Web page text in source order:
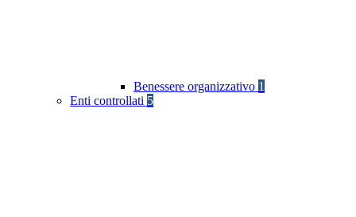
Benessere organizzativo 1
Enti controllati 5